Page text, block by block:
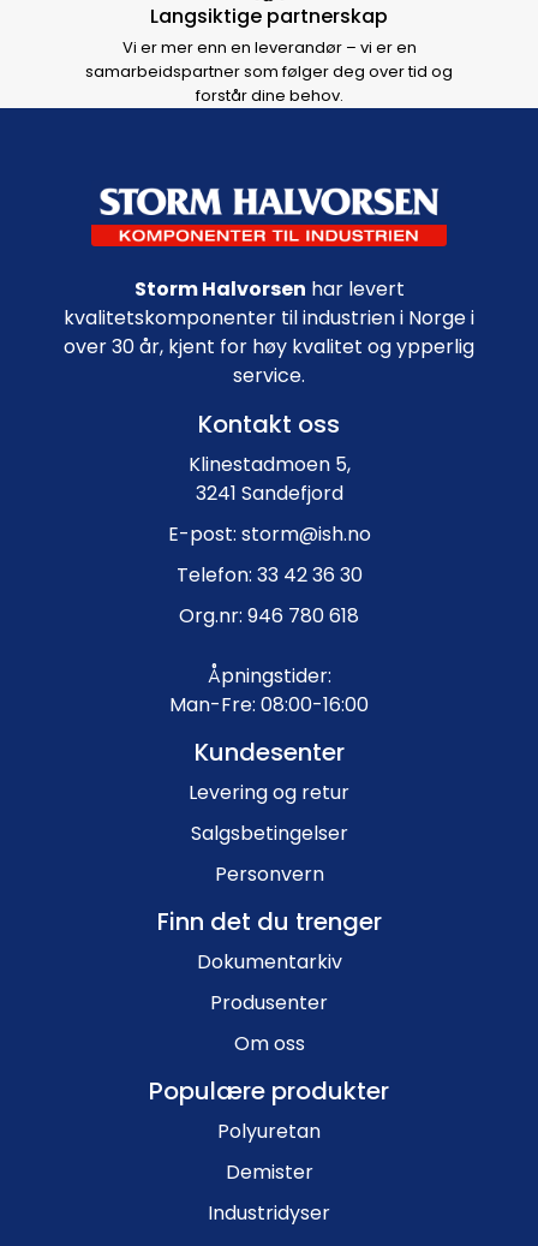
Langsiktige partnerskap
Vi er mer enn en leverandør – vi er en
samarbeidspartner som følger deg over tid og
forstår dine behov.
Footer navigation
Storm Halvorsen har levert
kvalitetskomponenter til industrien i Norge i
over 30 år, kjent for høy kvalitet og ypperlig
service.
Kontakt oss
Klinestadmoen 5,
3241 Sandefjord
E-post: storm@ish.no
Telefon: 33 42 36 30
Org.nr: 946 780 618
Åpningstider:
Man-Fre: 08:00-16:00
Kundesenter
Levering og retur
Salgsbetingelser
Personvern
Finn det du trenger
Dokumentarkiv
Produsenter
Om oss
Populære produkter
Polyuretan
Demister
Industridyser